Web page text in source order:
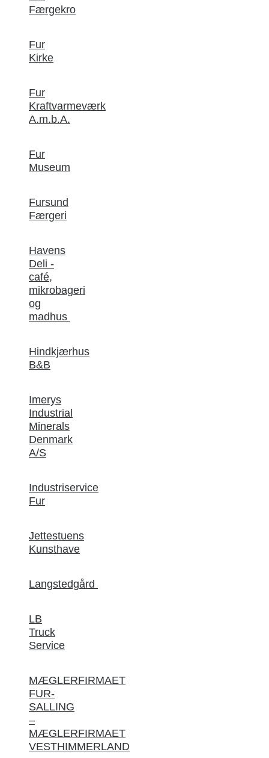
Færgekro
Fur
Kirke
Fur
Kraftvarmeværk
A.m.b.A.
Fur
Museum
Fursund
Færgeri
Havens
Deli -
café,
mikrobageri
og
madhus
Hindkjærhus
B&B
Imerys
Industrial
Minerals
Denmark
A/S
Industriservice
Fur
Jettestuens
Kunsthave
Langstedgård
LB
Truck
Service
MÆGLERFIRMAET
FUR-
SALLING
–
MÆGLERFIRMAET
VESTHIMMERLAND